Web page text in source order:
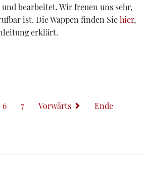
bearbeitet. Wir freuen uns sehr,
ist. Die Wappen finden Siehier,
erklärt.
6 7 Vorwärts Ende